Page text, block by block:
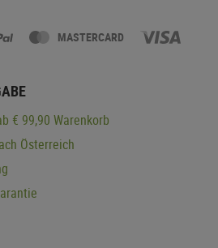
MASTERCARD
€ 99,90 Warenkorb
Österreich